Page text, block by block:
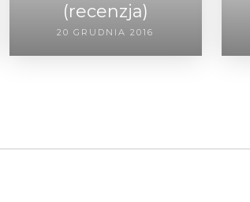
(recenzja)
20 GRUDNIA 2016